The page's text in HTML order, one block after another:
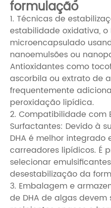
formulação
1. Técnicas de
estabilidade oxidativa, o
microencapsulado
nanoemulsões ou
Antioxidantes como
ascorbila ou extrato de
frequentemente
peroxidação lipídica.
2. Compatibilidade com
Surfactantes: Devido à
DHA é melhor integrado
carreadores lipídicos. É
selecionar
desestabilização da
3. Embalagem e
de DHA de algas